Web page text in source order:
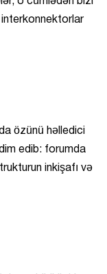
özünü həlledici
edib: forumda
inkişafı və